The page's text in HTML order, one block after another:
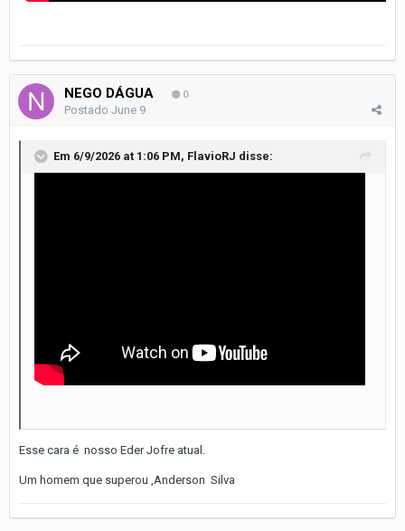
NEGO DÁGUA 0
Postado June 9
Em 6/9/2026 at 1:06 PM, FlavioRJ disse:
Esse cara é nosso Eder Jofre atual.
Um homem que superou ,Anderson Silva